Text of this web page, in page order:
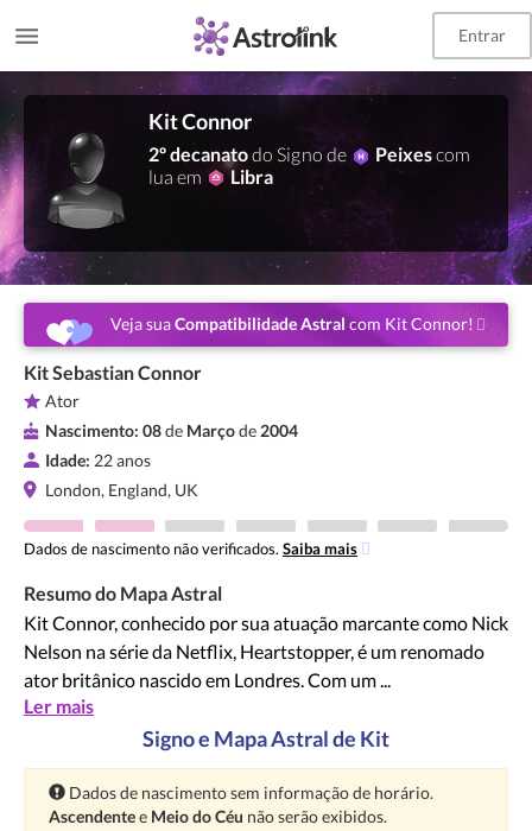
Entrar
Kit Connor
2º decanatodo Signo de Peixescom
lua em
Libra
Veja suaCompatibilidade Astral com Kit Connor!
Kit Sebastian Connor
Ator
Nascimento: 08de Marçode 2004
Idade: 22 anos
London, England, UK
Dados de nascimento não verificados. Saiba mais
Resumo do Mapa Astral
Kit Connor, conhecido por sua atuação marcante como Nick
Nelson na série da Netflix, Heartstopper, é um renomado
ator britânico nascido em Londres. Com um ...
Ler mais
Signo e Mapa Astral de Kit
Atenção:
Dados de nascimento sem informação de horário.
Ascendentee Meio do Céu não serão exibidos.